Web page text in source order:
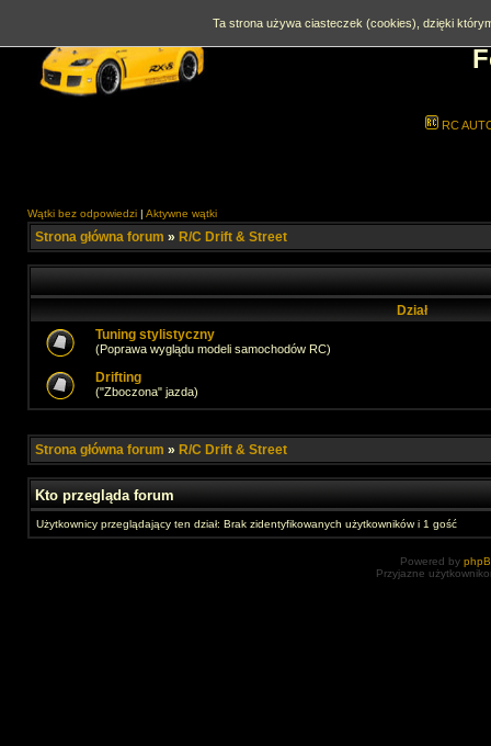
RC
Wątki bez odpowiedzi | Aktywne wątki
Strona główna forum » R/C Drift & Street
Dział
Tuning stylistyczny
(Poprawa wyglądu modeli samochodów RC)
Drifting
("Zboczona" jazda)
Strona główna forum » R/C Drift & Street
Kto przegląda forum
Użytkownicy przeglądający ten dział: Brak zidentyfikowanych użytkowników i 1 gość
Powered by
Przyjazne
Ta strona używa ciasteczek (cookies), dzięki